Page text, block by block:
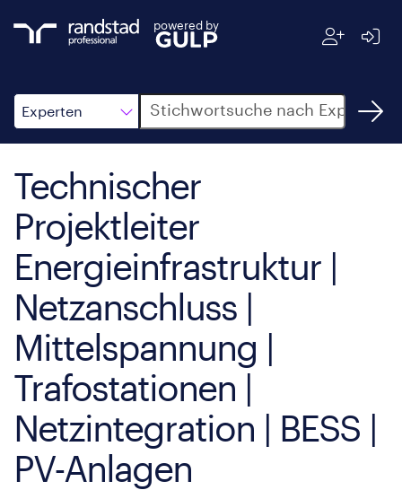
powered by
Experten
Suche
Technischer
Projektleiter
Energieinfrastruktur |
Netzanschluss |
Mittelspannung |
Trafostationen |
Netzintegration | BESS |
PV-Anlagen